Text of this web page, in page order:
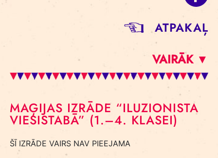
ATPAKAĻ
VAIRĀK ▼
MAĢIJAS IZRĀDE “ILUZIONISTA
VIESISTABĀ” (1.–4. KLASEI)
ŠĪ IZRĀDE VAIRS NAV PIEEJAMA